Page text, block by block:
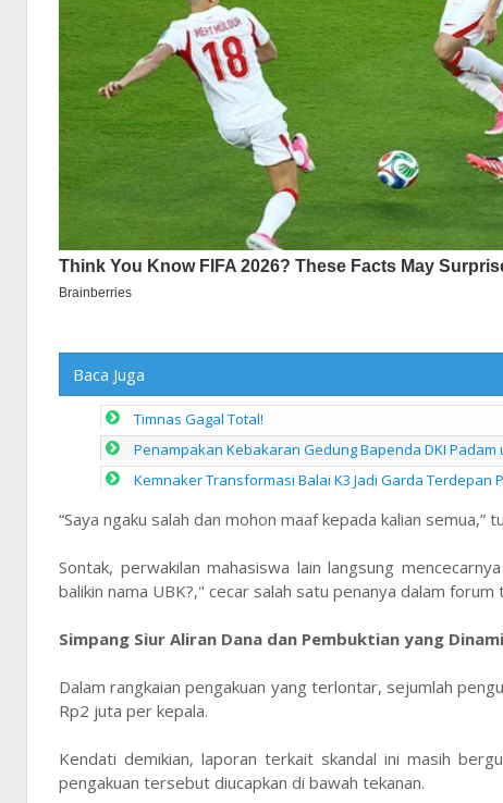
Baca Juga
Timnas Gagal Total!
Penampakan Kebakaran Gedung Bapenda DKI Padam
Kemnaker Transformasi Balai K3 Jadi Garda Terdepan
“Saya ngaku salah dan mohon maaf kepada kalian semua,”
Sontak, perwakilan mahasiswa lain langsung
balikin nama UBK?," cecar salah satu penanya dalam
Simpang Siur Aliran Dana dan Pembuktian yang
Dalam rangkaian pengakuan yang terlontar, sejumlah
Rp2 juta per kepala.
Kendati demikian, laporan terkait skandal ini masih
pengakuan tersebut diucapkan di bawah tekanan.